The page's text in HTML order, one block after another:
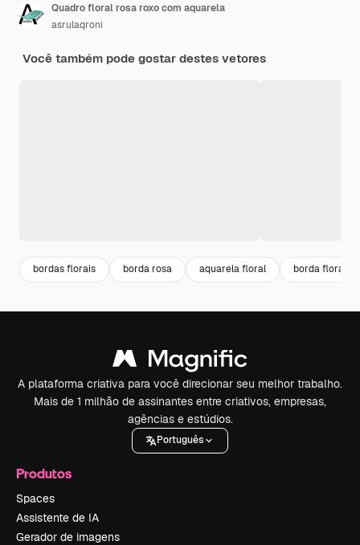
Quadro floral rosa roxo com aquarela
asrulaqroni
Você também pode gostar destes vetores
bordas florais borda rosa aquarela floral borda floral
A plataforma criativa para você direcionar seu melhor trabalho.
Mais de 1 milhão de assinantes entre criativos, empresas,
agências e estúdios.
Português
Produtos
Spaces
Assistente de IA
Gerador de imagens